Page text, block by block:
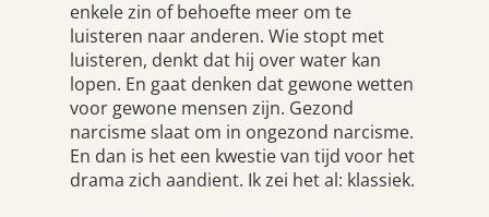
enkele zin of behoefte meer om te
luisteren naar anderen. Wie stopt met
luisteren, denkt dat hij over water kan
lopen. En gaat denken dat gewone wetten
voor gewone mensen zijn. Gezond
narcisme slaat om in ongezond narcisme.
En dan is het een kwestie van tijd voor het
drama zich aandient. Ik zei het al: klassiek.